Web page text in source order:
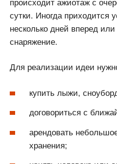
происходит ажиотаж с
сутки. Иногда приходится
несколько дней вперед или
снаряжение.
Для реализации идеи
купить лыжи,
договориться с
арендовать
хранения;